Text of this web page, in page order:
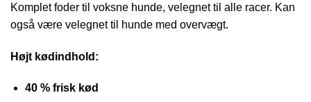
Komplet foder til voksne hunde, velegnet til alle racer. Kan
også være velegnet til hunde med overvægt.
Højt kødindhold:
40 % frisk kød